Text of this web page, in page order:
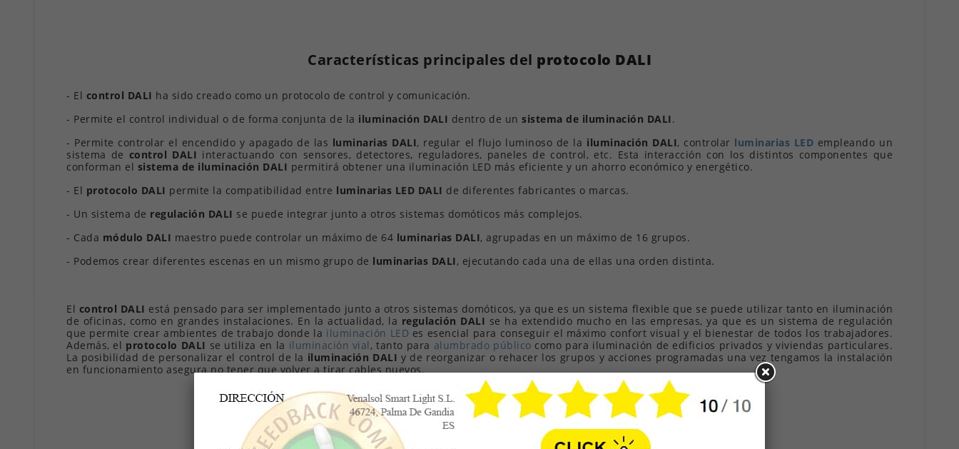
Características principales del protocolo DALI
- El control DALI ha sido creado como un protocolo de control y comunicación.
- Permite el control individual o de forma conjunta de la iluminación DALI dentro de un sistema de iluminación DALI.
- Permite controlar el encendido y apagado de las luminarias DALI, regular el flujo luminoso de la iluminación DALI, controlar luminarias LED empleando un
sistema de control DALI interactuando con sensores, detectores, reguladores, paneles de control, etc. Esta interacción con los distintos componentes que
conforman el sistema de iluminación DALI permitirá obtener una iluminación LED más eficiente y un ahorro económico y energético.
- El protocolo DALI permite la compatibilidad entre luminarias LED DALI de diferentes fabricantes o marcas.
- Un sistema de regulación DALI se puede integrar junto a otros sistemas domóticos más complejos.
- Cada módulo DALI maestro puede controlar un máximo de 64 luminarias DALI, agrupadas en un máximo de 16 grupos.
- Podemos crear diferentes escenas en un mismo grupo de luminarias DALI, ejecutando cada una de ellas una orden distinta.
El control DALI está pensado para ser implementado junto a otros sistemas domóticos, ya que es un sistema flexible que se puede utilizar tanto en iluminación
de oficinas, como en grandes instalaciones. En la actualidad, la regulación DALI se ha extendido mucho en las empresas, ya que es un sistema de regulación
que permite crear ambientes de trabajo donde la iluminación LED es esencial para conseguir el máximo confort visual y el bienestar de todos los trabajadores.
Además, el protocolo DALI se utiliza en la iluminación vial , tanto para alumbrado público como para iluminación de edificios privados y viviendas particulares.
La posibilidad de personalizar el control de la iluminación DALI y de reorganizar o rehacer los grupos y acciones programadas una vez tengamos la instalación
en funcionamiento asegura no tener que volver a tirar cables nuevos.